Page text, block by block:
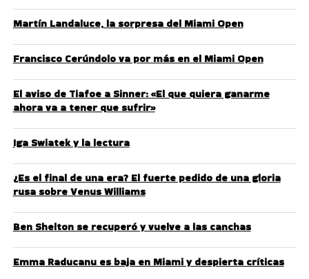
Martín Landaluce, la sorpresa del Miami Open
Francisco Cerúndolo va por más en el Miami Open
El aviso de Tiafoe a Sinner: «El que quiera ganarme
ahora va a tener que sufrir»
Iga Swiatek y la lectura
¿Es el final de una era? El fuerte pedido de una gloria
rusa sobre Venus Williams
Ben Shelton se recuperó y vuelve a las canchas
Emma Raducanu es baja en Miami y despierta críticas